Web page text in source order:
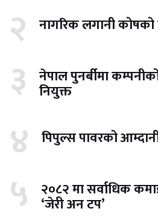
२ नागरिक लगानी
३ नेपाल पुनर्बीमा
नियुक्त
४ पिपुल्स पावरको
५ २०८२ मा सर्वाधिक
‘जेरी अन टप’